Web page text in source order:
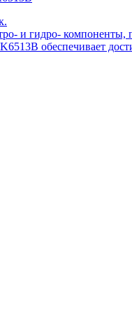
и гидро-
обеспечивает